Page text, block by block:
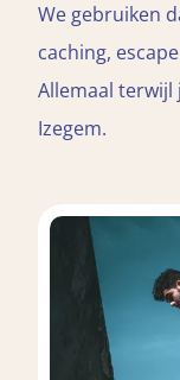
We gebruiken
caching,
Allemaal terwijl
Izegem.